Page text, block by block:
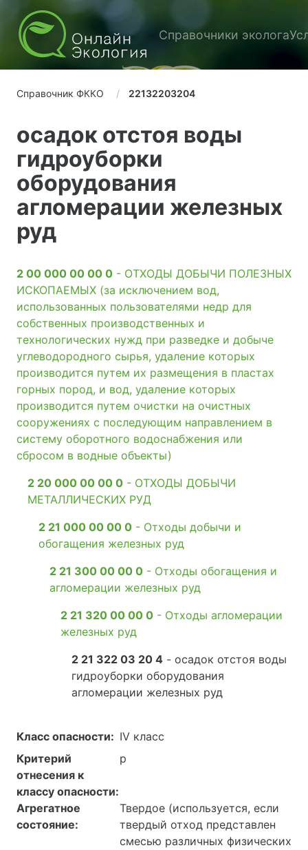
Справочники эколога
Справочник ФККО 22132203204
осадок отстоя воды
гидроуборки
оборудования
агломерации железных
руд
2 00 000 00 00 0 - ОТХОДЫ ДОБЫЧИ ПОЛЕЗНЫХ
ИСКОПАЕМЫХ (за исключением вод,
использованных пользователями недр для
собственных производственных и
технологических нужд при разведке и добыче
углеводородного сырья, удаление которых
производится путем их размещения в пластах
горных пород, и вод, удаление которых
производится путем очистки на очистных
сооружениях с последующим направлением в
систему оборотного водоснабжения или
сбросом в водные объекты)
2 20 000 00 00 0 - ОТХОДЫ ДОБЫЧИ
МЕТАЛЛИЧЕСКИХ РУД
2 21 000 00 00 0 - Отходы добычи и
обогащения железных руд
2 21 300 00 00 0 - Отходы обогащения и
агломерации железных руд
2 21 320 00 00 0 - Отходы агломерации
железных руд
2 21 322 03 20 4 - осадок отстоя воды
гидроуборки оборудования
агломерации железных руд
Класс опасности: IV класс
Критерий
отнесения к
классу опасности:
р
Агрегатное
состояние:
Твердое (используется, если
твердый отход представлен
смесью различных физических